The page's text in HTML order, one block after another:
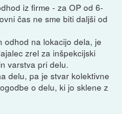
iz firme - za OP od 6-
čas ne sme biti daljši od
odhod na lokacijo dela, je
zrel za inšpekcijski
varstva pri delu.
delu, pa je stvar kolektivne
o delu, ki jo sklene z